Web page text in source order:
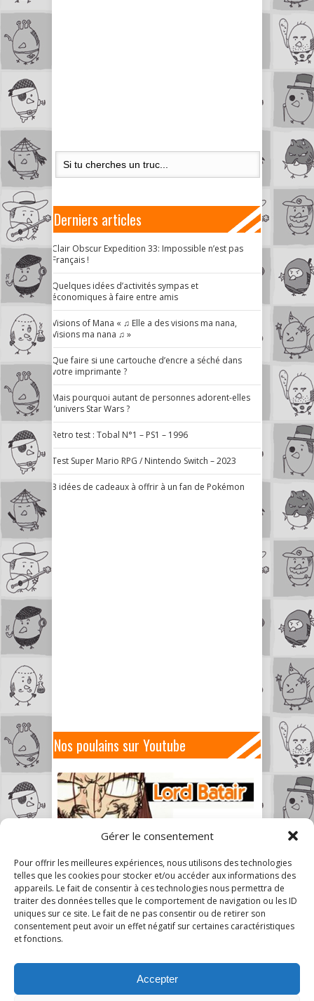
Gérer le consentement
Pour offrir les meilleures expériences, nous utilisons des technologies
telles que les cookies pour stocker et/ou accéder aux informations des
appareils. Le fait de consentir à ces technologies nous permettra de
traiter des données telles que le comportement de navigation ou les ID
uniques sur ce site. Le fait de ne pas consentir ou de retirer son
consentement peut avoir un effet négatif sur certaines caractéristiques
et fonctions.
Accepter
Derniers articles
Clair Obscur Expedition 33: Impossible n’est pas
Français !
Quelques idées d’activités sympas et
économiques à faire entre amis
Visions of Mana « ♫ Elle a des visions ma nana,
Visions ma nana ♫ »
Que faire si une cartouche d’encre a séché dans
votre imprimante ?
Mais pourquoi autant de personnes adorent-elles
l’univers Star Wars ?
Retro test : Tobal N°1 – PS1 – 1996
Test Super Mario RPG / Nintendo Switch – 2023
3 idées de cadeaux à offrir à un fan de Pokémon
Nos poulains sur Youtube